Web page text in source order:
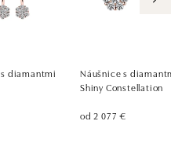
diamantmi
Náušnice s
Shiny Constellation
od 2 077 €